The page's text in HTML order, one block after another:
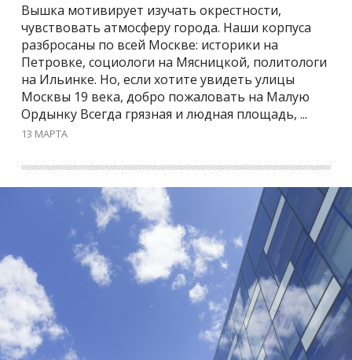
Вышка мотивирует изучать окрестности,
чувствовать атмосферу города. Наши корпуса
разбросаны по всей Москве: историки на
Петровке, социологи на Мясницкой, политологи
на Ильинке. Но, если хотите увидеть улицы
Москвы 19 века, добро пожаловать на Малую
Ордынку Всегда грязная и людная площадь, ...
13 МАРТА